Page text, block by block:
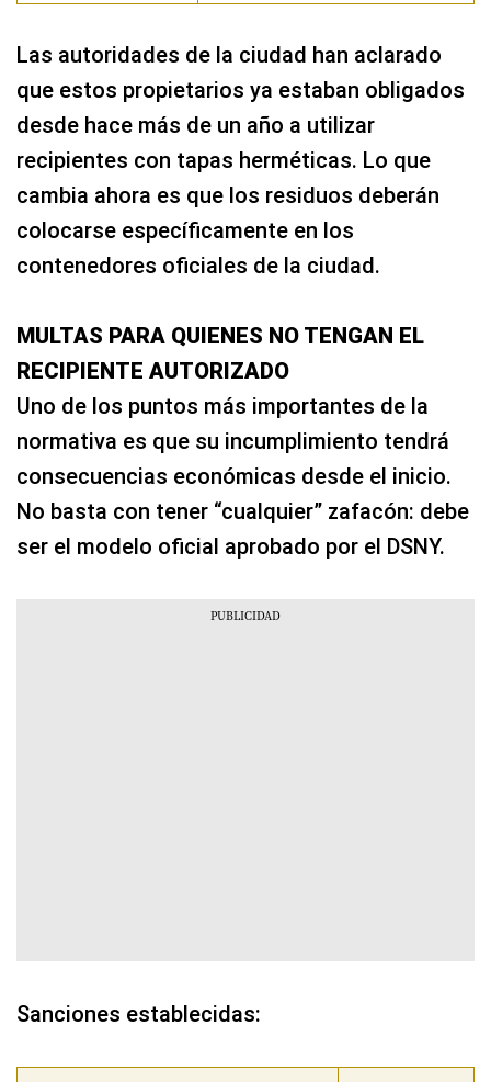
Las autoridades de la ciudad han aclarado
que estos propietarios ya estaban obligados
desde hace más de un año a utilizar
recipientes con tapas herméticas. Lo que
cambia ahora es que los residuos deberán
colocarse específicamente en los
contenedores oficiales de la ciudad.
MULTAS PARA QUIENES NO TENGAN EL
RECIPIENTE AUTORIZADO
Uno de los puntos más importantes de la
normativa es que su incumplimiento tendrá
consecuencias económicas desde el inicio.
No basta con tener “cualquier” zafacón: debe
ser el modelo oficial aprobado por el DSNY.
Sanciones establecidas: